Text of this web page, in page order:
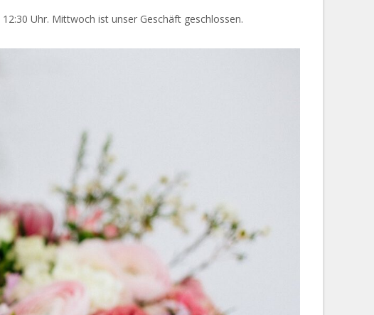
Uhr. Mittwoch ist unser Geschäft geschlossen.